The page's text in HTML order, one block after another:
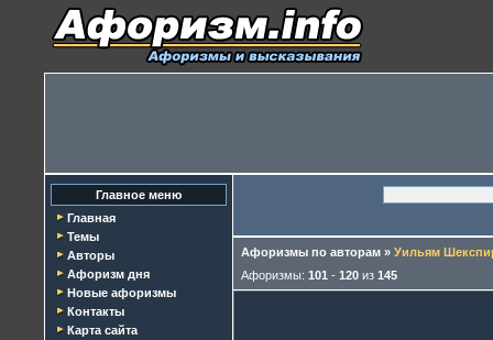
Главное меню
Главная
Темы
Авторы
Афоризм дня
Новые афоризмы
Контакты
Карта сайта
Афоризмы по авторам » Уильям
Афоризмы: 101 - 120 из 145